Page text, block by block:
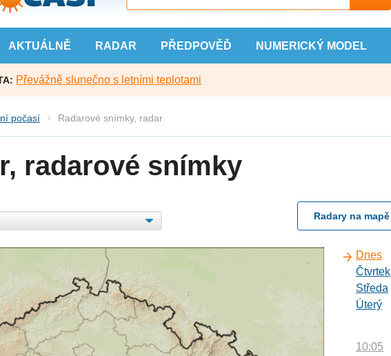
AKTUÁLNĚ RADAR PŘEDPOVĚĎ NUMERICKÝ MODEL
Převážně slunečno s letními teplotami
počasí Radarové snímky, radar
radarové snímky
Radary na mapě
Dnes
Čtvrtek
Středa
Úterý
10:05